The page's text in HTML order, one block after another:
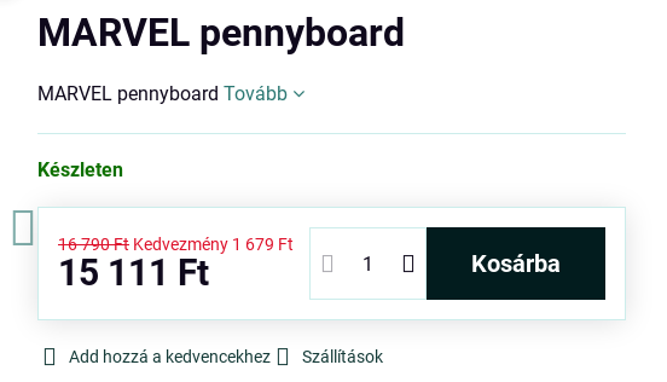
MARVEL pennyboard
MARVEL pennyboardTovább
Készleten
16 790 Ft Kedvezmény 1 679 Ft
15 111 Ft kosárba
Add hozzá a kedvencekhez Szállítások